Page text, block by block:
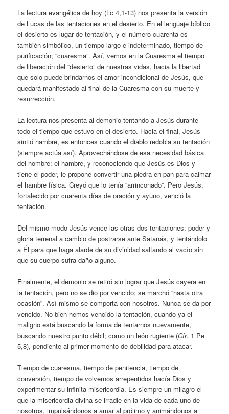
La lectura evangélica de hoy (Lc 4,1-13) nos presenta la versión
de Lucas de las tentaciones en el desierto. En el lenguaje bíblico
el desierto es lugar de tentación, y el número cuarenta es
también simbólico, un tiempo largo e indeterminado, tiempo de
purificación; “cuaresma”. Así, vemos en la Cuaresma el tiempo
de liberación del “desierto” de nuestras vidas, hacia la libertad
que solo puede brindarnos el amor incondicional de Jesús, que
quedará manifestado al final de la Cuaresma con su muerte y
resurrección.
La lectura nos presenta al demonio tentando a Jesús durante
todo el tiempo que estuvo en el desierto. Hacia el final, Jesús
sintió hambre, es entonces cuando el diablo redobla su tentación
(siempre actúa así). Aprovechándose de esa necesidad básica
del hombre: el hambre, y reconociendo que Jesús es Dios y
tiene el poder, le propone convertir una piedra en pan para calmar
el hambre física. Creyó que lo tenía “arrinconado”. Pero Jesús,
fortalecido por cuarenta días de oración y ayuno, venció la
tentación.
Del mismo modo Jesús vence las otras dos tentaciones: poder y
gloria terrenal a cambio de postrarse ante Satanás, y tentándolo
a Él para que haga alarde de su divinidad saltando al vacío sin
que su cuerpo sufra daño alguno.
Finalmente, el demonio se retiró sin lograr que Jesús cayera en
la tentación, pero no se dio por vencido; se marchó “hasta otra
ocasión”. Así mismo se comporta con nosotros. Nunca se da por
vencido. No bien hemos vencido la tentación, cuando ya el
maligno está buscando la forma de tentarnos nuevamente,
buscando nuestro punto débil; como un león rugiente (Cfr. 1 Pe
5,8), pendiente al primer momento de debilidad para atacar.
Tiempo de cuaresma, tiempo de penitencia, tiempo de
conversión, tiempo de volvernos arrepentidos hacía Dios y
experimentar su infinita misericordia. Es siempre un milagro el
que la misericordia divina se irradie en la vida de cada uno de
nosotros, impulsándonos a amar al prójimo y animándonos a